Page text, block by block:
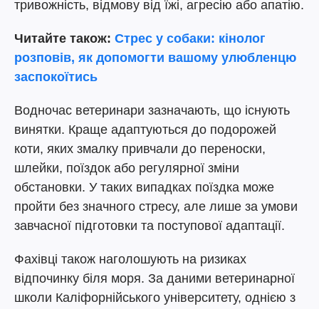
тривожність, відмову від їжі, агресію або апатію.
Читайте також: Стрес у собаки: кінолог
розповів, як допомогти вашому улюбленцю
заспокоїтись
Водночас ветеринари зазначають, що існують
винятки. Краще адаптуються до подорожей
коти, яких змалку привчали до переноски,
шлейки, поїздок або регулярної зміни
обстановки. У таких випадках поїздка може
пройти без значного стресу, але лише за умови
завчасної підготовки та поступової адаптації.
Фахівці також наголошують на ризиках
відпочинку біля моря. За даними ветеринарної
школи Каліфорнійського університету, однією з